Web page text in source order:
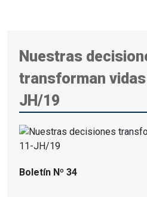
Nuestras
transforman
JH/19
Boletín Nº 34